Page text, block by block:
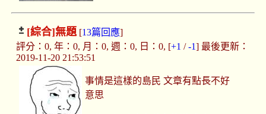
[綜合]無題[13篇回應]
評分：0, 年：0, 月：0, 週：0, 日：0, [+1 /-1] 最後更新：
2019-11-20 21:53:51
事情是這樣的島民 文章有點長不好
意思